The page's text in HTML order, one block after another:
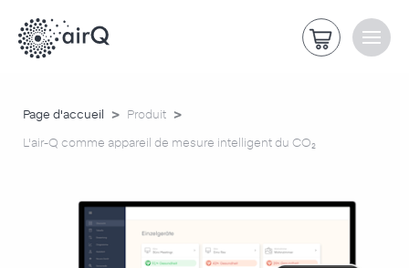
Page d'accueil > Produit >
L'air-Q comme appareil de mesure intelligent du CO₂